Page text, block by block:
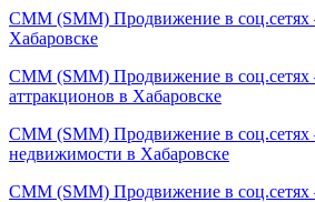
СММ (SMM) Продвижение в
Хабаровске
СММ (SMM) Продвижение в
аттракционов в Хабаровске
СММ (SMM) Продвижение в соц.сетях
недвижимости в Хабаровске
СММ (SMM) Продвижение в соц.сетях